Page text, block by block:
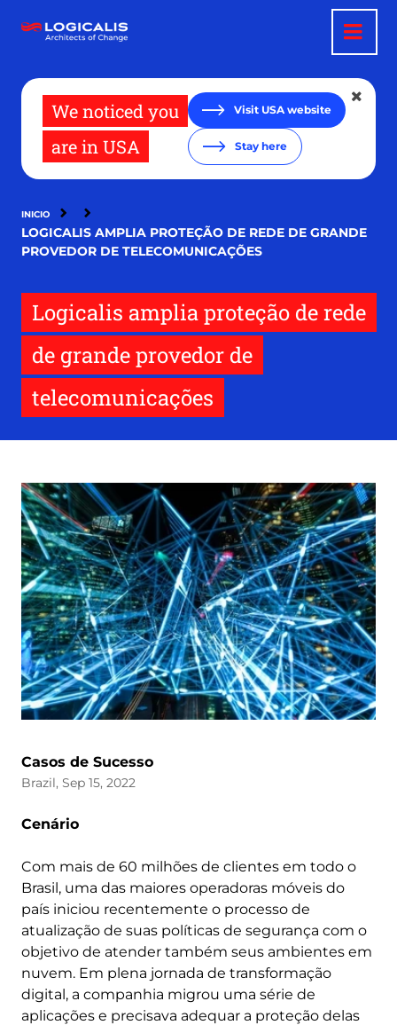
contenido
We noticed you
are in USA
Visit USA website
Stay here
INICIO
LOGICALIS AMPLIA PROTEÇÃO DE REDE DE GRANDE
PROVEDOR DE TELECOMUNICAÇÕES
Logicalis amplia proteção de rede
de grande provedor de
telecomunicações
Casos de Sucesso
Brazil, Sep 15, 2022
Cenário
Com mais de 60 milhões de clientes em todo o
Brasil, uma das maiores operadoras móveis do
país iniciou recentemente o processo de
atualização de suas políticas de segurança com o
objetivo de atender também seus ambientes em
nuvem. Em plena jornada de transformação
digital, a companhia migrou uma série de
aplicações e precisava adequar a proteção delas